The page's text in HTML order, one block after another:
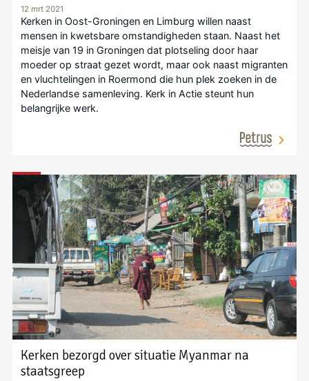
12 mrt 2021
Kerken in Oost-Groningen en Limburg willen naast
mensen in kwetsbare omstandigheden staan. Naast het
meisje van 19 in Groningen dat plotseling door haar
moeder op straat gezet wordt, maar ook naast migranten
en vluchtelingen in Roermond die hun plek zoeken in de
Nederlandse samenleving. Kerk in Actie steunt hun
belangrijke werk.
Kerken bezorgd over situatie Myanmar na
staatsgreep